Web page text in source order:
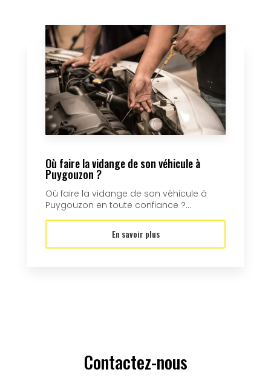
Où faire la vidange de son véhicule à
Puygouzon ?
Où faire la vidange de son véhicule à
Puygouzon en toute confiance ?...
En savoir plus
Contactez-nous